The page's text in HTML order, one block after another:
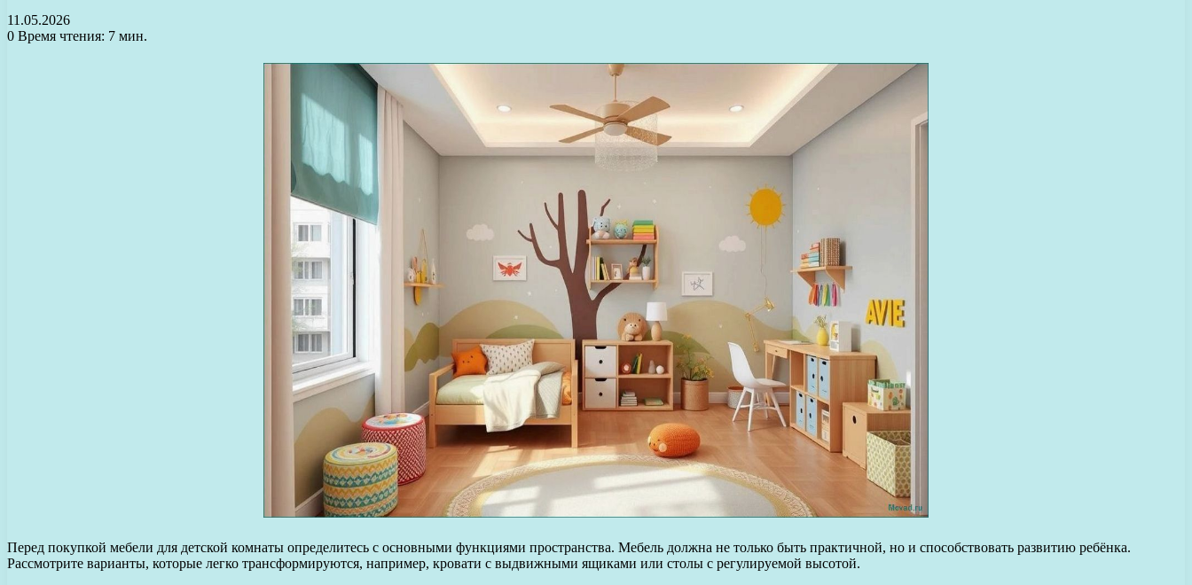
11.05.2026
0 Время чтения: 7 мин.
Перед покупкой мебели для детской комнаты определитесь с основными функциями пространства. Мебель должна не только быть практичной, но и способствовать развитию ребёнка.
Рассмотрите варианты, которые легко трансформируются, например, кровати с выдвижными ящиками или столы с регулируемой высотой.